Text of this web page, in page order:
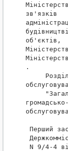
зв'язків
об'єктів,
.
Перший
N 9/4-4